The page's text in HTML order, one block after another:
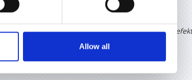
Allow all
– tai, ką gali garantuoti UAB„Feliksnavis“. Ieškote
rinktis jums.